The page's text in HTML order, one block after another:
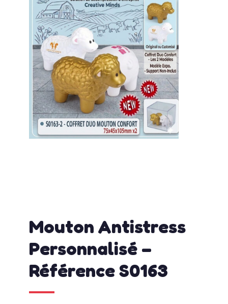
Mouton Antistress
Personnalisé –
Référence S0163